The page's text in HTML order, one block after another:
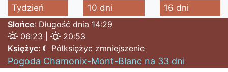
Tydzień 10 dni
16 dni
Słońce: Długość dnia 14:29
06:23 |
20:53
Księżyc: Półksiężyc zmniejszenie
Pogoda Chamonix-Mont-Blanc na 33 dni